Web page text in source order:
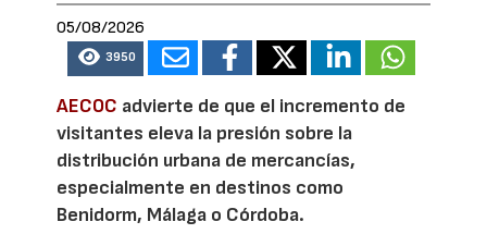
05/08/2026
3950
AECOC advierte de que el incremento de
visitantes eleva la presión sobre la
distribución urbana de mercancías,
especialmente en destinos como
Benidorm, Málaga o Córdoba.